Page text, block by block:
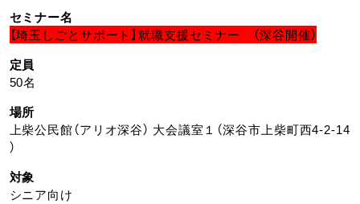
セミナー名
【埼玉しごとサポート】就職支援セミナー （深谷開催）
定員
50名
場所
上柴公民館（アリオ深谷） 大会議室１（深谷市上柴町西4-2-14
）
対象
シニア向け